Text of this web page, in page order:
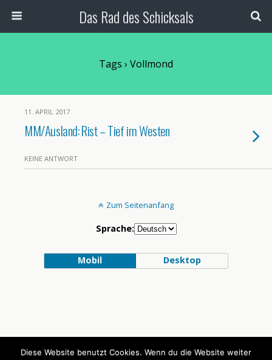
Das Rad des Schicksals
Tags › Vollmond
11. APRIL 2017
MM/Ausland: Rist – Tief im Westen
KEINE ANTWORT
Zum Seitenanfang
Sprache:
Mobil Desktop
Diese Website benutzt Cookies. Wenn du die Website weiter